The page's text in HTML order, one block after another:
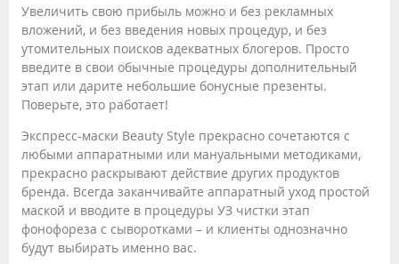
Увеличить свою прибыль можно и без рекламных
вложений, и без введения новых процедур, и без
утомительных поисков адекватных блогеров. Просто
введите в свои обычные процедуры дополнительный
этап или дарите небольшие бонусные презенты.
Поверьте, это работает!
Экспресс-маски Beauty Style прекрасно сочетаются с
любыми аппаратными или мануальными методиками,
прекрасно раскрывают действие других продуктов
бренда. Всегда заканчивайте аппаратный уход простой
маской и вводите в процедуры УЗ чистки этап
фонофореза с сыворотками – и клиенты однозначно
будут выбирать именно вас.